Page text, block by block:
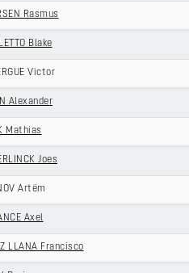
Rasmus
Blake
Victor
Alexander
Mathias
Joes
Artëm
Axel
LLANA Francisco